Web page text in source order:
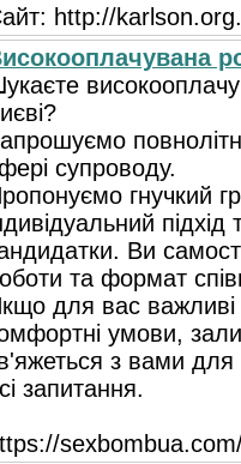
http://
супроводу.
гнучкий
Ви
та формат
для вас важливі
умови,
з вами для
запитання.